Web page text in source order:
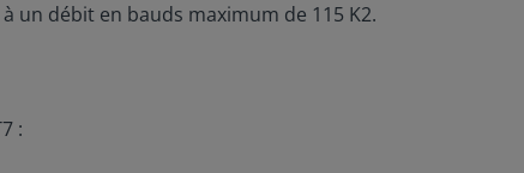
un débit en bauds maximum de 115 K2.
: